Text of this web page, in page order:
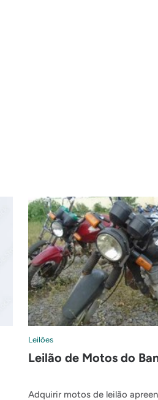
Leilões
Leilão de Motos do
Adquirir motos de leilão